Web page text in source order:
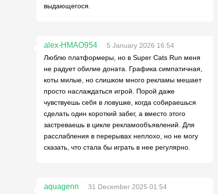
выдающегося.
alex-HMAO954
5 January 2026 16:54
Люблю платформеры, но в Super Cats Run меня
не радует обилие доната. Графика симпатичная,
коты милые, но слишком много рекламы мешает
просто наслаждаться игрой. Порой даже
чувствуешь себя в ловушке, когда собираешься
сделать один короткий забег, а вместо этого
застреваешь в цикле рекламообъявлений. Для
расслабления в перерывах неплохо, но не могу
сказать, что стала бы играть в нее регулярно.
aquagenn
31 December 2025 01:54